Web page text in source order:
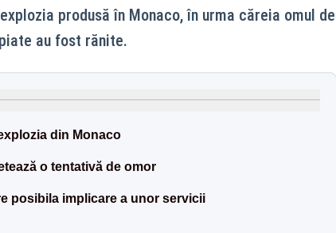
produsă în Monaco, în urma căreia omul de
au fost rănite.
din Monaco
o tentativă de omor
posibila implicare a unor servicii